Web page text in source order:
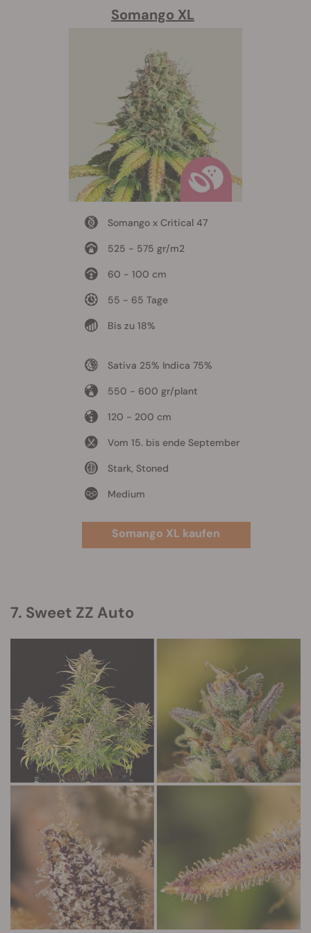
Somango XL
Somango x Critical 47
525 - 575 gr/m2
60 - 100 cm
55 - 65 Tage
Bis zu 18%
Sativa 25% Indica 75%
550 - 600 gr/plant
120 - 200 cm
Vom 15. bis ende September
Stark, Stoned
Medium
Somango XL kaufen
7. Sweet ZZ Auto